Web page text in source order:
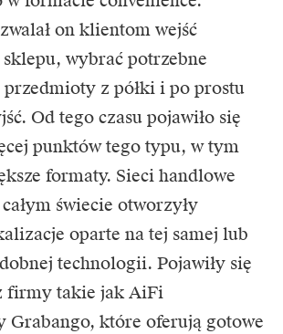
on klientom wejść
wybrać potrzebne
z półki i po prostu
Od tego czasu pojawiło się
punktów tego typu, w tym
formaty. Sieci handlowe
świecie otworzyły
oparte na tej samej lub
technologii. Pojawiły się
firmy takie jak AiFi
Grabango, które oferują gotowe